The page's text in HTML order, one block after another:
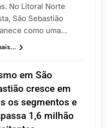
No Litoral Norte
São Sebastião
como uma…
em São
cresce em
os segmentos e
1,6 milhão